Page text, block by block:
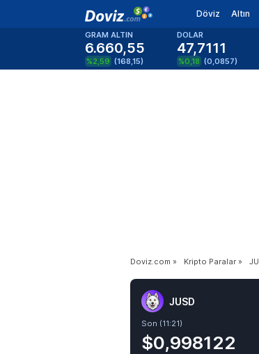
Döviz Altın
GRAM ALTIN
6.660,55
%2,59 (168,15)
DOLAR
47,7111
%0,18 (0,0857)
Doviz.com » Kripto Paralar »
JUSD
Son (11:21)
$0,998122